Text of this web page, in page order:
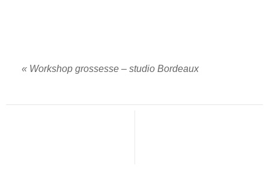
« Workshop grossesse – studio Bordeaux